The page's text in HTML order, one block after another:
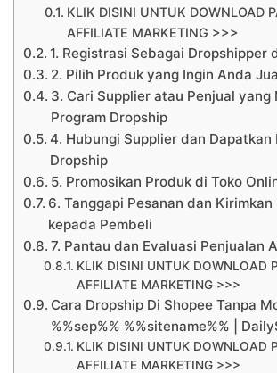
KLIK DISINI UNTUK DOWNLOAD
AFFILIATE MARKETING >>>
1. Registrasi Sebagai Dropshipper
2. Pilih Produk yang Ingin Anda
3. Cari Supplier atau Penjual yang
Program Dropship
4. Hubungi Supplier dan Dapatkan
Dropship
5. Promosikan Produk di Toko
6. Tanggapi Pesanan dan Kirimkan
kepada Pembeli
7. Pantau dan Evaluasi Penjualan
KLIK DISINI UNTUK DOWNLOAD
AFFILIATE MARKETING >>>
Cara Dropship Di Shopee Tanpa
%%sep%% %%sitename%% |
KLIK DISINI UNTUK DOWNLOAD
AFFILIATE MARKETING >>>